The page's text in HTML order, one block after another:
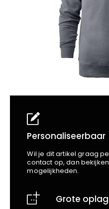
Business
Beechfield
Blakläder
Claude
CrossHatch
Edge Safety
Harvest
Heckel
Hydrowear
Personaliseerbaar
Wil je dit artikel graag
contact op, dan
mogelijkheden.
Grote